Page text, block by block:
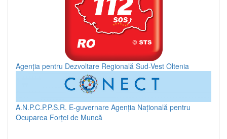
Agenția pentru Dezvoltare Regională Sud-Vest Oltenia
A.N.P.C.P.P.S.R. E-guvernare Agenția Națională pentru
Ocuparea Forței de Muncă